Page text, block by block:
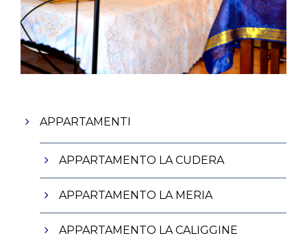
APPARTAMENTI
APPARTAMENTO LA CUDERA
APPARTAMENTO LA MERIA
APPARTAMENTO LA CALIGGINE